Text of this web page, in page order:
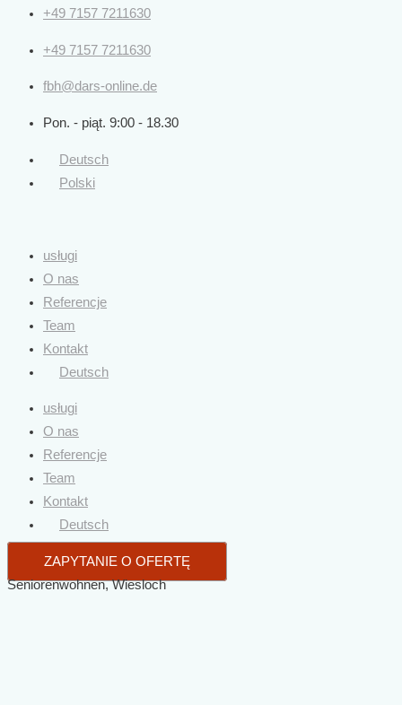
+49 7157 7211630
+49 7157 7211630
fbh@dars-online.de
Pon. - piąt. 9:00 - 18.30
Deutsch
Polski
usługi
O nas
Referencje
Team
Kontakt
Deutsch
usługi
O nas
Referencje
Team
Kontakt
Deutsch
ZAPYTANIE O OFERTĘ
Seniorenwohnen, Wiesloch